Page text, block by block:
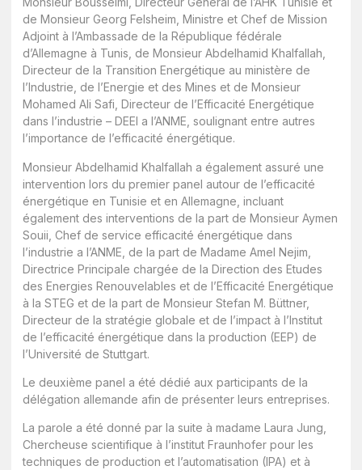
de Monsieur Georg Felsheim, Ministre et Chef de Mission
Adjoint à l’Ambassade de la République fédérale
d’Allemagne à Tunis, de Monsieur Abdelhamid Khalfallah,
Directeur de la Transition Energétique au ministère de
l’Industrie, de l’Energie et des Mines et de Monsieur
Mohamed Ali Safi, Directeur de l’Efficacité Energétique
dans l’industrie – DEEI a l’ANME, soulignant entre autres
l’importance de l’efficacité énergétique.
Monsieur Abdelhamid Khalfallah a également assuré une
intervention lors du premier panel autour de l’efficacité
énergétique en Tunisie et en Allemagne, incluant
également des interventions de la part de Monsieur Aymen
Souii, Chef de service efficacité énergétique dans
l’industrie a l’ANME, de la part de Madame Amel Nejim,
Directrice Principale chargée de la Direction des Etudes
des Energies Renouvelables et de l’Efficacité Energétique
à la STEG et de la part de Monsieur Stefan M. Büttner,
Directeur de la stratégie globale et de l’impact à l’Institut
de l’efficacité énergétique dans la production (EEP) de
l’Université de Stuttgart.
Le deuxième panel a été dédié aux participants de la
délégation allemande afin de présenter leurs entreprises.
La parole a été donné par la suite à madame Laura Jung,
Chercheuse scientifique à l’institut Fraunhofer pour les
techniques de production et l’automatisation (IPA) et à